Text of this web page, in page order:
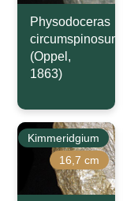
Physodoceras
circumspinosum
(Oppel,
1863)
Kimmeridgium
16,7 cm